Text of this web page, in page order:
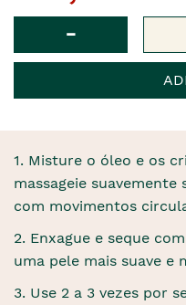
-
1. Misture o óleo e os
massageie
com movimentos
2. Enxague e seque
uma pele mais suave e
3. Use 2 a 3 vezes por